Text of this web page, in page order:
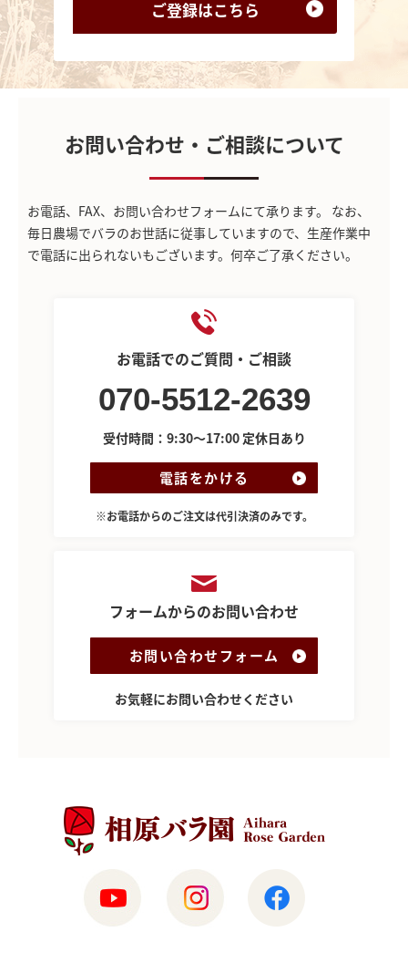
ご登録はこちら
お問い合わせ・ご相談について
お電話、FAX、お問い合わせフォームにて承ります。
なお、
毎日農場でバラのお世話に従事していますので、生産作業中
で電話に出られないもございます。何卒ご了承ください。
お電話でのご質問・ご相談
070-5512-2639
受付時間：9:30～17:00 定休日あり
電話をかける
※お電話からのご注文は代引決済のみです。
フォームからのお問い合わせ
お問い合わせフォーム
お気軽にお問い合わせください